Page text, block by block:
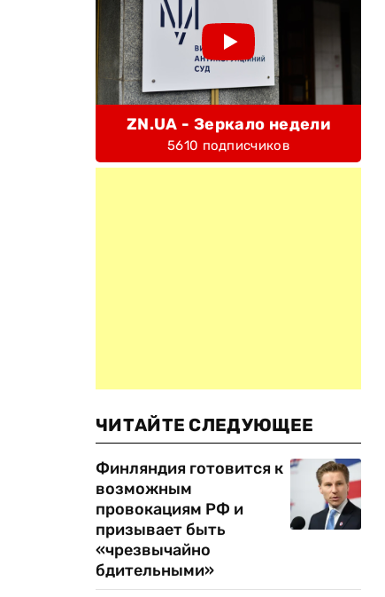
ZN.UA - Зеркало недели
5610 подписчиков
ЧИТАЙТЕ СЛЕДУЮЩЕЕ
Финляндия готовится к
возможным
провокациям РФ и
призывает быть
«чрезвычайно
бдительными»